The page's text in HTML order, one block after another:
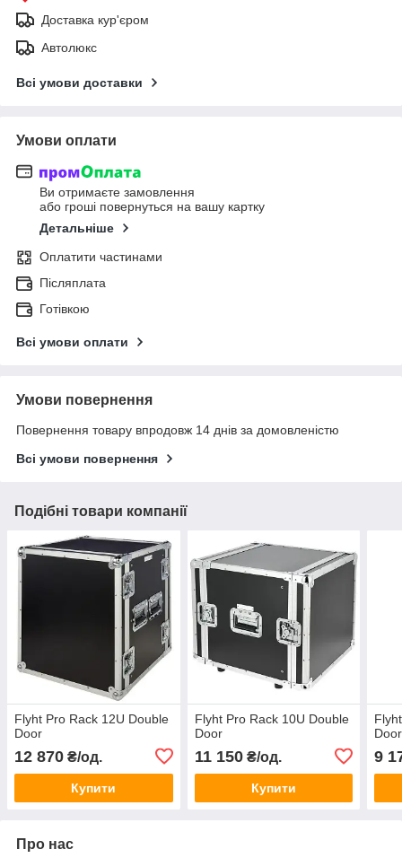
Доставка кур'єром
Автолюкс
Всі умови доставки
Умови оплати
Ви отримаєте замовлення
або гроші повернуться на вашу картку
Детальніше
Оплатити частинами
Післяплата
Готівкою
Всі умови оплати
Умови повернення
Повернення товару впродовж 14 днів за домовленістю
Всі умови повернення
Подібні товари компанії
Flyht Pro Rack 12U Double
Door
12 870 ₴/од.
Купити
Flyht Pro Rack 10U Double
Door
11 150₴/од.
Купити
9
Про нас